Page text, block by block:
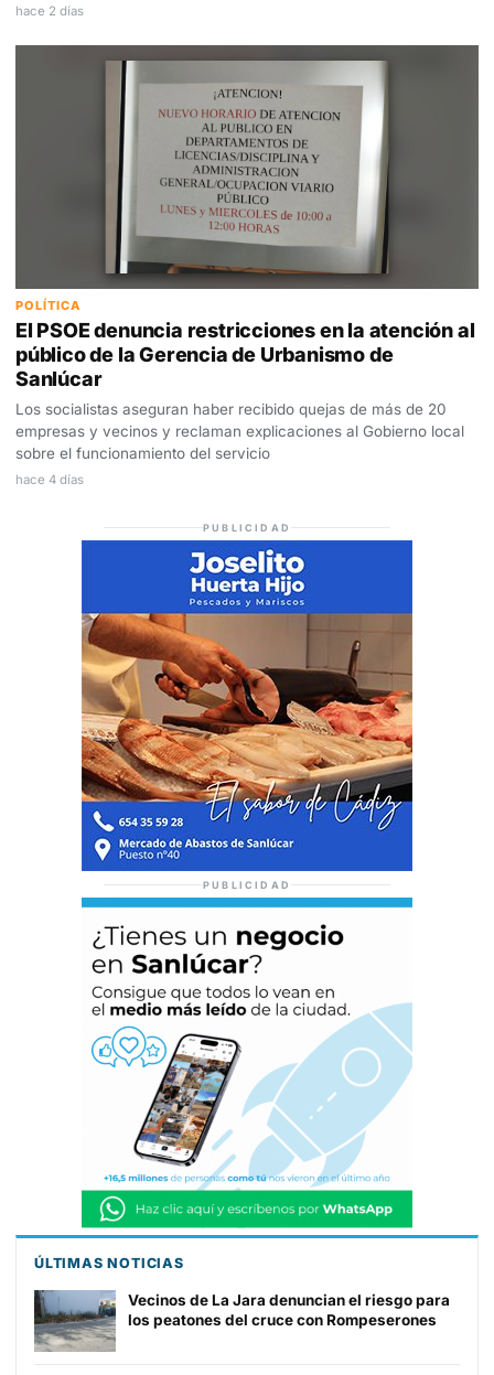
hace 2 días
POLÍTICA
El PSOE denuncia restricciones en la atención al
público de la Gerencia de Urbanismo de
Sanlúcar
Los socialistas aseguran haber recibido quejas de más de 20
empresas y vecinos y reclaman explicaciones al Gobierno local
sobre el funcionamiento del servicio
hace 4 días
PUBLICIDAD
PUBLICIDAD
ÚLTIMAS NOTICIAS
Vecinos de La Jara denuncian el riesgo para
los peatones del cruce con Rompeserones